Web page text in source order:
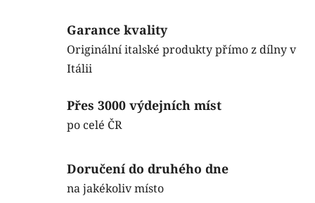
Garance kvality
Originální italské produkty přímo z dílny v
Itálii
Přes 3000 výdejních míst
po celé ČR
Doručení do druhého dne
na jakékoliv místo